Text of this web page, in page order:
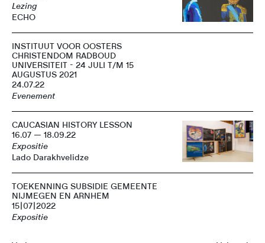
Lezing
ECHO
INSTITUUT VOOR OOSTERS
CHRISTENDOM RADBOUD
UNIVERSITEIT - 24 JULI T/M 15
AUGUSTUS 2021
24.07.22
Evenement
CAUCASIAN HISTORY LESSON
16.07 — 18.09.22
Expositie
Lado Darakhvelidze
TOEKENNING SUBSIDIE GEMEENTE
NIJMEGEN EN ARNHEM
15|07|2022
Expositie